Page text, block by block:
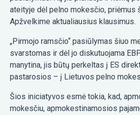
ateityje dėl pelno mokesčio, priėmus
Apžvelkime aktualiausius klausimus.
„Pirmojo ramsčio“ pasiūlymas šiuo
svarstomas ir dėl jo diskutuojama
manytina, jis būtų perkeltas į ES
pastarosios – į Lietuvos pelno
Šios iniciatyvos esmė tokia, kad,
mokesčiu, apmokestinamosios